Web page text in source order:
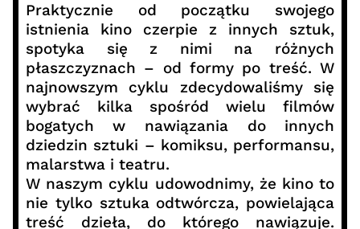
Praktycznie od początku swojego
istnienia kino czerpie z innych sztuk,
spotyka się z nimi na różnych
płaszczyznach – od formy po treść. W
najnowszym cyklu zdecydowaliśmy się
wybrać kilka spośród wielu filmów
bogatych w nawiązania do innych
dziedzin sztuki – komiksu, performansu,
malarstwa i teatru.
W naszym cyklu udowodnimy, że kino to
nie tylko sztuka odtwórcza, powielająca
treść dzieła, do którego nawiązuje.